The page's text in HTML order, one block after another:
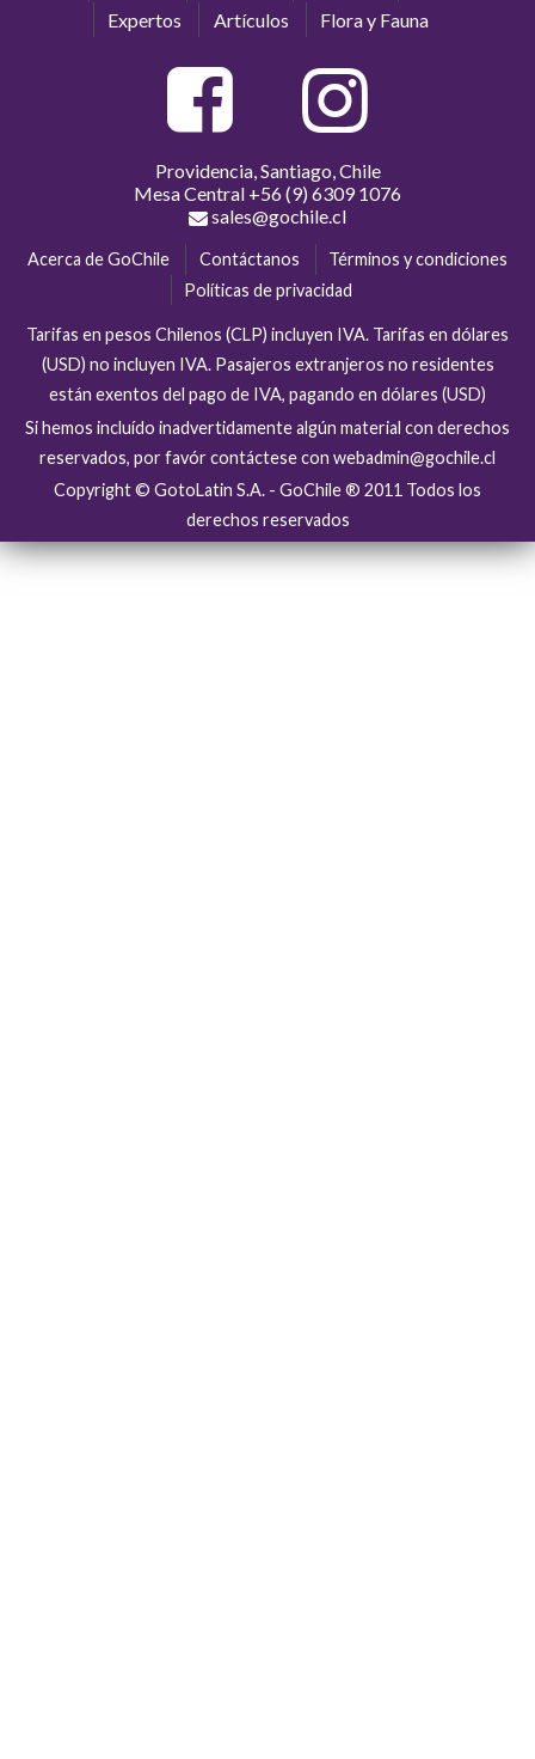
Expertos
Artículos Flora y Fauna
Providencia, Santiago, Chile
Mesa Central +56 (9) 6309 1076
sales@gochile.cl
Acerca de GoChile Contáctanos
Términos y condiciones
Políticas de privacidad
Tarifas en pesos Chilenos (CLP) incluyen IVA. Tarifas en dólares
(USD) no incluyen IVA. Pasajeros extranjeros no residentes
están exentos del pago de IVA, pagando en dólares (USD)
Si hemos incluído inadvertidamente algún material con derechos
reservados, por favór contáctese con webadmin@gochile.cl
Copyright © GotoLatin S.A. - GoChile ® 2011 Todos los
derechos reservados